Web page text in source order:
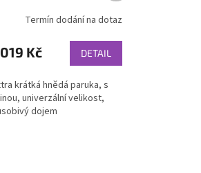
Termín dodání na dotaz
Kč DETAIL
krátká hnědá paruka, s
univerzální velikost,
dojem